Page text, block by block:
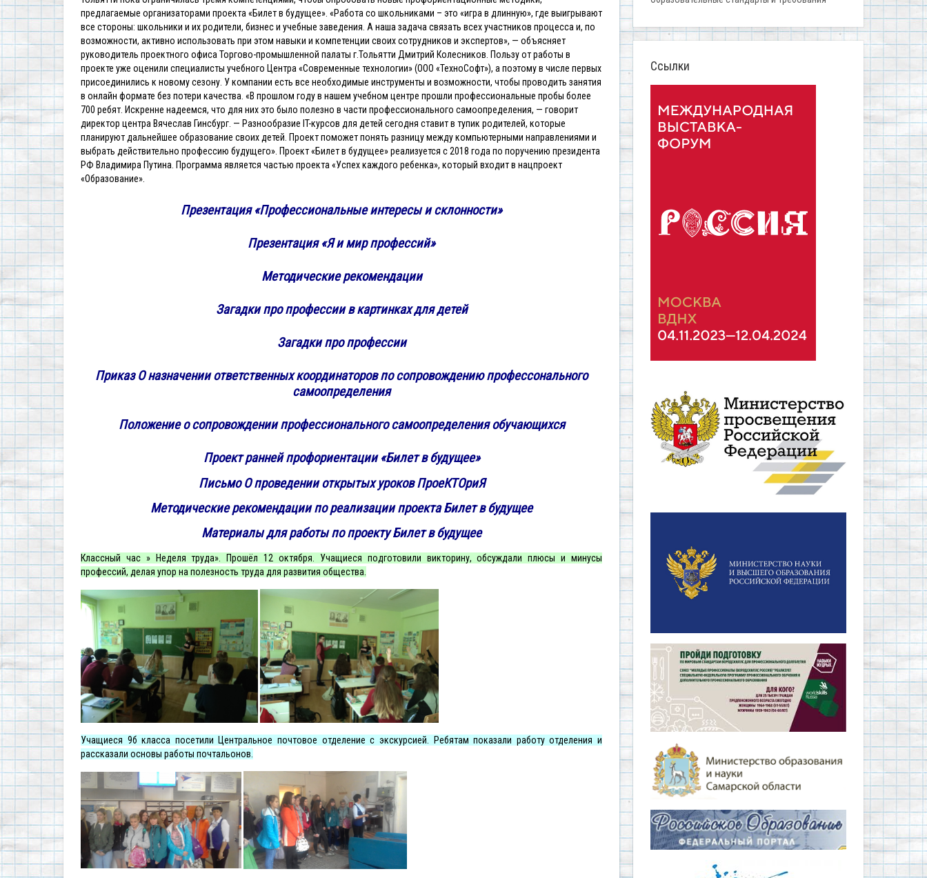
предлагаемые организаторами проекта «Билет в будущее». «Работа со школьниками – это «игра в длинную», где выигрывают
все стороны: школьники и их родители, бизнес и учебные заведения. А наша задача связать всех участников процесса и, по
возможности, активно использовать при этом навыки и компетенции своих сотрудников и экспертов», — объясняет
руководитель проектного офиса Торгово-промышленной палаты г.Тольятти Дмитрий Колесников. Пользу от работы в
проекте уже оценили специалисты учебного Центра «Современные технологии» (ООО «ТехноСофт»), а поэтому в числе первых
присоединились к новому сезону. У компании есть все необходимые инструменты и возможности, чтобы проводить занятия
в онлайн формате без потери качества. «В прошлом году в нашем учебном центре прошли профессиональные пробы более
700 ребят. Искренне надеемся, что для них это было полезно в части профессионального самоопределения, — говорит
директор центра Вячеслав Гинсбург. — Разнообразие IT-курсов для детей сегодня ставит в тупик родителей, которые
планируют дальнейшее образование своих детей. Проект поможет понять разницу между компьютерными направлениями и
выбрать действительно профессию будущего». Проект «Билет в будущее» реализуется с 2018 года по поручению президента
РФ Владимира Путина. Программа является частью проекта «Успех каждого ребенка», который входит в нацпроект
«Образование».
Презентация «Профессиональные интересы и склонности»
Презентация «Я и мир профессий»
Методические рекомендации
Загадки про профессии в картинках для детей
Загадки про профессии
Приказ О назначении ответственных координаторов по сопровождению профессонального
самоопределения
Положение о сопровождении профессионального самоопределения обучающихся
Проект ранней профориентации «Билет в будущее»
Письмо О проведении открытых уроков ПроеКТОриЯ
Методические рекомендации по реализации проекта Билет в будущее
Материалы для работы по проекту Билет в будущее
Классный час » Неделя труда». Прошёл 12 октября. Учащиеся подготовили викторину, обсуждали плюсы и минусы
профессий, делая упор на полезность труда для развития общества.
Учащиеся 9б класса посетили Центральное почтовое отделение с экскурсией. Ребятам показали работу отделения и
рассказали основы работы почтальонов.
Ссылки